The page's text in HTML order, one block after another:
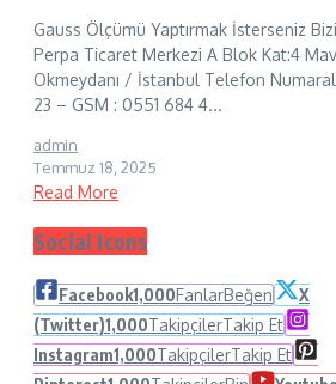
Gauss Ölçümü Yaptırmak İsterseniz
Perpa Ticaret Merkezi A Blok Kat:4
Okmeydanı / İstanbul Telefon
23 – GSM : 0551 684 4...
admin
Temmuz 18, 2025
Read More
Social Icons
Facebook1,000FanlarBeğen
X
(Twitter)1,000TakipçilerTakip Et
Instagram1,000TakipçilerTakip Et